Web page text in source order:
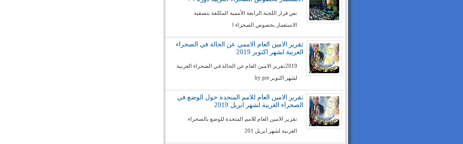
نص قرار اللجنة الرابعة الأممية المكلفة بتصفية
الاستعمار بخصوص الصحراء ا
تقرير الامين العام الاممي عن الحالة في الصحراء
الغربية لشهر اكتوبر 2019
2019تقرير الامين العام عن الحالة في الصحراء الغربية
لشهر اكتوبر by pre
تقرير الامين العام للامم المتحدة حول الوضع في
الصحراء الغربية لشهر ابريل 2019
تقرير الامين العام للامم المتحدة للوضع بالصحراء
الغربية لشهر ابريل 201